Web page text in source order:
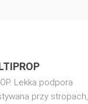
Lekka podpora
przy stropach,